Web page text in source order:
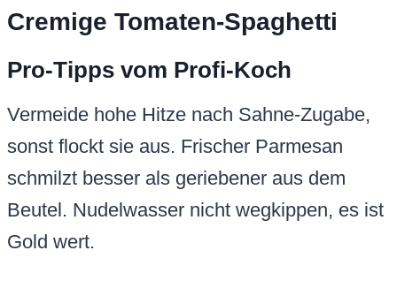
Cremige Tomaten-Spaghetti
Pro-Tipps vom Profi-Koch
Vermeide hohe Hitze nach Sahne-Zugabe,
sonst flockt sie aus. Frischer Parmesan
schmilzt besser als geriebener aus dem
Beutel. Nudelwasser nicht wegkippen, es ist
Gold wert.